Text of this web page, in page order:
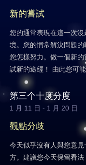
新的嘗試
您的通常表現在這一次
境。您的慣常解決問題
您怎樣努力。做一個新
試新的途經！ 由此您可
第三个十度分度
1 月 11 日 - 1 月 20 日
觀點分歧
今天似乎沒有人與您意
方。建議您今天保留看